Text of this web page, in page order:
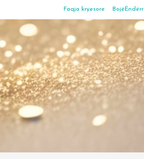
Faqja kryesore BojëËndërr